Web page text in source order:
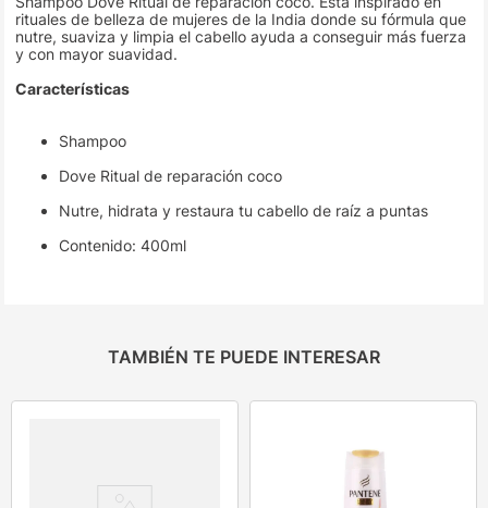
rituales de belleza de mujeres de la India donde su fórmula que
nutre, suaviza y limpia el cabello ayuda a conseguir más fuerza
y con mayor suavidad.
Características
Shampoo
Dove Ritual de reparación coco
Nutre, hidrata y restaura tu cabello de raíz a puntas
Contenido: 400ml
TAMBIÉN TE PUEDE INTERESAR